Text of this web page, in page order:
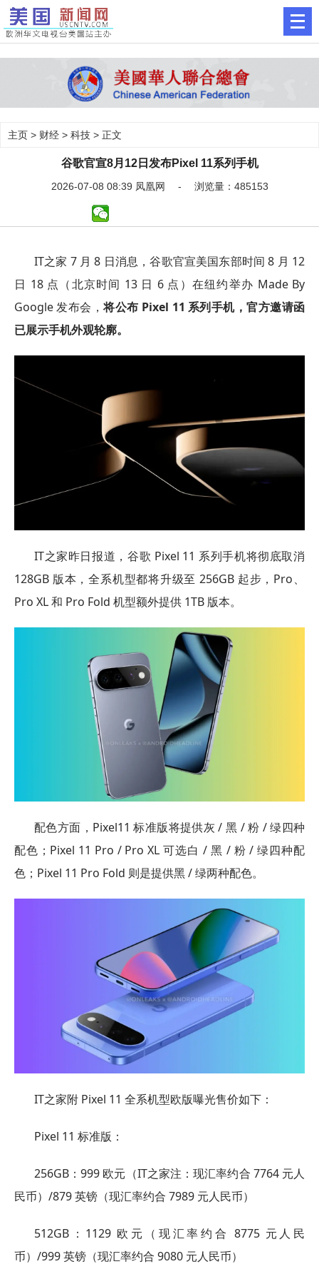
主页 > 财经 > 科技 > 正文
谷歌官宣8月12日发布Pixel 11系列手机
2026-07-08 08:39 凤凰网 - 浏览量：485153
IT之家 7 月 8 日消息，谷歌官宣美国东部时间 8 月 12
日 18 点（北京时间 13 日 6 点）在纽约举办 Made By
Google 发布会，将公布 Pixel 11 系列手机，官方邀请函
已展示手机外观轮廓。
IT之家昨日报道，谷歌 Pixel 11 系列手机将彻底取消
128GB 版本，全系机型都将升级至 256GB 起步，Pro、
Pro XL 和 Pro Fold 机型额外提供 1TB 版本。
配色方面，Pixel11 标准版将提供灰 / 黑 / 粉 / 绿四种
配色；Pixel 11 Pro / Pro XL 可选白 / 黑 / 粉 / 绿四种配
色；Pixel 11 Pro Fold 则是提供黑 / 绿两种配色。
IT之家附 Pixel 11 全系机型欧版曝光售价如下：
Pixel 11 标准版：
256GB：999 欧元（IT之家注：现汇率约合 7764 元人
民币）/879 英镑（现汇率约合 7989 元人民币）
512GB：1129 欧元（现汇率约合 8775 元人民
币）/999 英镑（现汇率约合 9080 元人民币）